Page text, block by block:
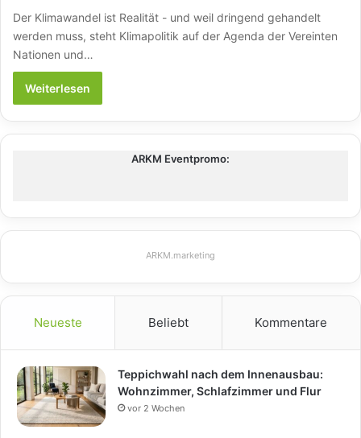
Der Klimawandel ist Realität - und weil dringend gehandelt
werden muss, steht Klimapolitik auf der Agenda der Vereinten
Nationen und…
Weiterlesen
ARKM Eventpromo:
ARKM.marketing
Neueste Beliebt Kommentare
Teppichwahl nach dem Innenausbau:
Wohnzimmer, Schlafzimmer und Flur
vor 2 Wochen